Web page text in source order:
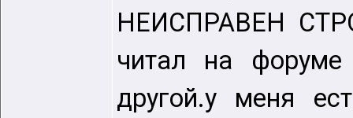
НЕИСПРАВЕН
читал на
другой.у меня